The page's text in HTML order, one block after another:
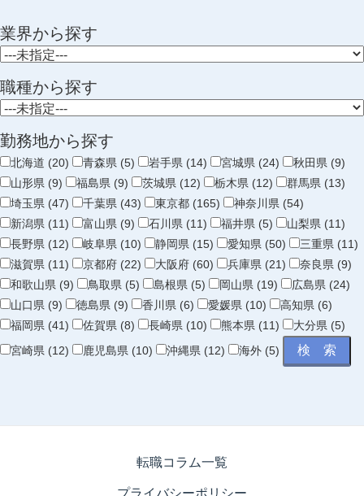
業界から探す
職種から探す
勤務地から探す
北海道 (20) 青森県 (5) 岩手県 (14) 宮城県 (24)
秋田県 (9)
山形県 (9)
福島県 (9) 茨城県 (12) 栃木県 (12)
群馬県 (13)
埼玉県 (47)
千葉県 (43) 東京都 (165)
神奈川県 (54)
新潟県 (11)
富山県 (9) 石川県 (11) 福井県 (5)
山梨県 (11)
長野県 (12)
岐阜県 (10) 静岡県 (15) 愛知県 (50)
三重県 (11)
滋賀県 (11)
京都府 (22) 大阪府 (60) 兵庫県 (21)
奈良県 (9)
和歌山県 (9)
鳥取県 (5) 島根県 (5) 岡山県 (19)
広島県 (24)
山口県 (9)
徳島県 (9) 香川県 (6) 愛媛県 (10)
高知県 (6)
福岡県 (41)
佐賀県 (8) 長崎県 (10) 熊本県 (11)
大分県 (5)
宮崎県 (12)
鹿児島県 (10) 沖縄県 (12) 海外 (5)
転職コラム一覧